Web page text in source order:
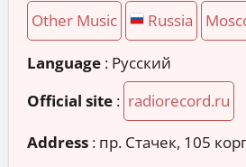
Other Music Russia
Language : Русский
Official site : radiorecord.ru
Address : пр. Стачек, 105